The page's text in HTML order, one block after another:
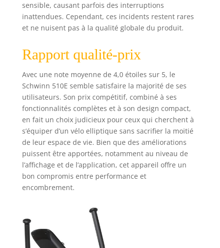
sensible, causant parfois des interruptions
inattendues. Cependant, ces incidents restent rares
et ne nuisent pas à la qualité globale du produit.
Rapport qualité-prix
Avec une note moyenne de 4,0 étoiles sur 5, le
Schwinn 510E semble satisfaire la majorité de ses
utilisateurs. Son prix compétitif, combiné à ses
fonctionnalités complètes et à son design compact,
en fait un choix judicieux pour ceux qui cherchent à
s’équiper d’un vélo elliptique sans sacrifier la moitié
de leur espace de vie. Bien que des améliorations
puissent être apportées, notamment au niveau de
l’affichage et de l’application, cet appareil offre un
bon compromis entre performance et
encombrement.